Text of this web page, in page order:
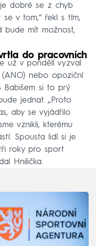
dobré se z chyb
v tom,“ řekl s tím,
bude mít možnost,
do pracovních
už v pondělí vyzval
(ANO) nebo opoziční
Babišem si to prý
jednat. „Proto
aby se vyjádřilo
vznikli, kterému
Spousta lidí si je
roky pro sport
Hnilička.